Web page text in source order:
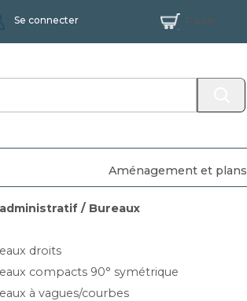
Se connecter Panier
/ Bureaux
droits
compacts 90° symétrique
à vagues/courbes
Aménagement et plans